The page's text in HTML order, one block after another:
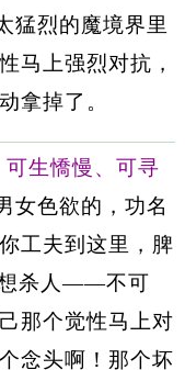
猛烈的魔境界里
马上强烈对抗，
拿掉了。
生憍慢、可寻
女色欲的，功名
工夫到这里，脾
想杀人——不可
那个觉性马上对
念头啊！那个坏